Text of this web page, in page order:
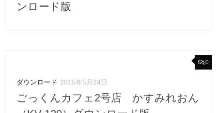
ンロード版
0
ダウンロード 2015年5月24日
ごっくんカフェ2号店 かすみれおん